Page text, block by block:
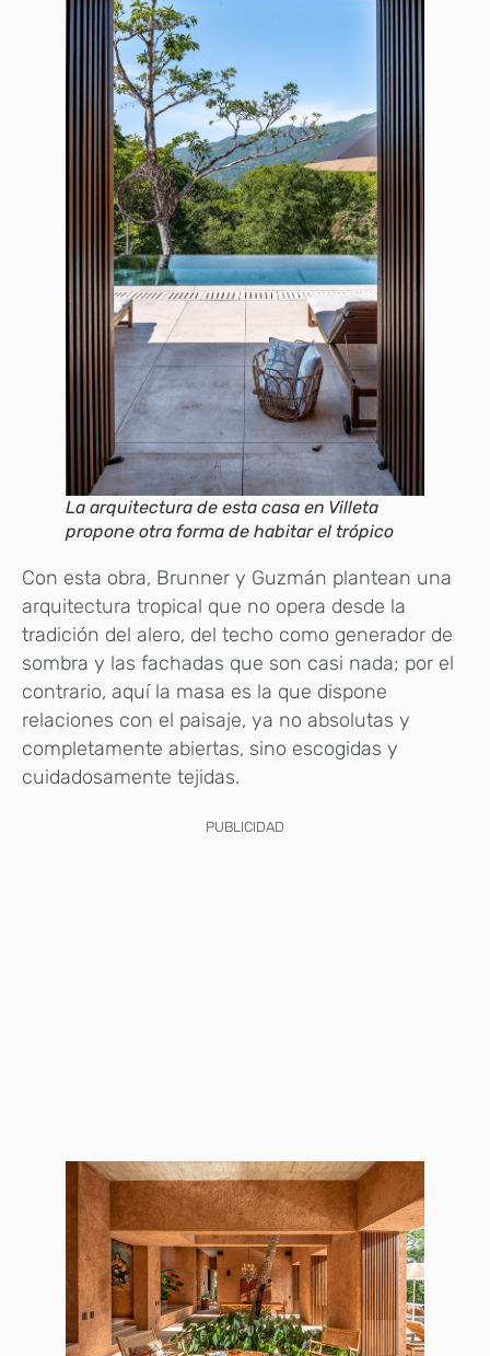
La arquitectura de esta casa en Villeta
propone otra forma de habitar el trópico
Con esta obra, Brunner y Guzmán plantean una
arquitectura tropical que no opera desde la
tradición del alero, del techo como generador de
sombra y las fachadas que son casi nada; por el
contrario, aquí la masa es la que dispone
relaciones con el paisaje, ya no absolutas y
completamente abiertas, sino escogidas y
cuidadosamente tejidas.
PUBLICIDAD